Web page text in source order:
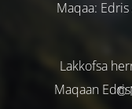
Maqaa:
Lakkofsa
Maqaan
©